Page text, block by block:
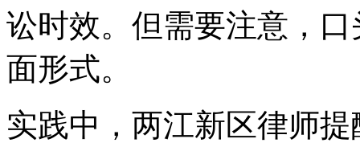
讼时效。但需要注意，
面形式。
实践中，两江新区律师